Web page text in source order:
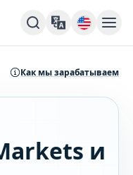
Как мы зарабатываем
и